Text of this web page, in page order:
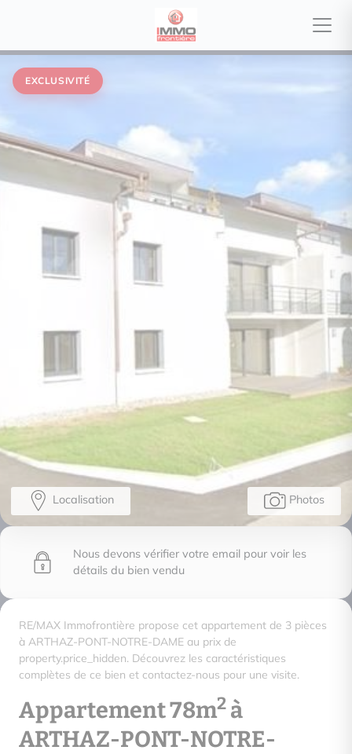
EXCLUSIVITÉ
Photos
Localisation
Nous devons vérifier votre email pour voir les
détails du bien vendu
RE/MAX Immofrontière propose cet appartement de 3 pièces
à ARTHAZ-PONT-NOTRE-DAME au prix de
property.price_hidden. Découvrez les caractéristiques
complètes de ce bien et contactez-nous pour une visite.
Appartement 78m2 à
ARTHAZ-PONT-NOTRE-